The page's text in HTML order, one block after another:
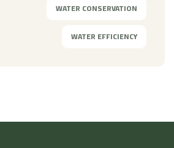
WATER CONSERVATION
WATER EFFICIENCY